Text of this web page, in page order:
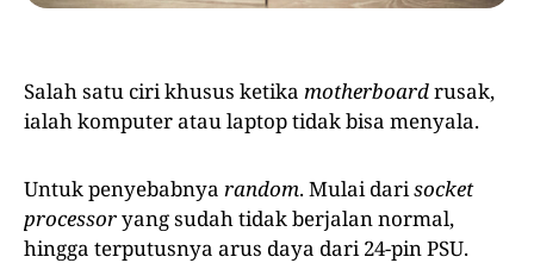
Salah satu ciri khusus ketika motherboardrusak,
ialah komputer atau laptop tidak bisa menyala.
Untuk penyebabnya random. Mulai darisocket
processoryang sudah tidak berjalan normal,
hingga terputusnya arus daya dari 24-pin PSU.